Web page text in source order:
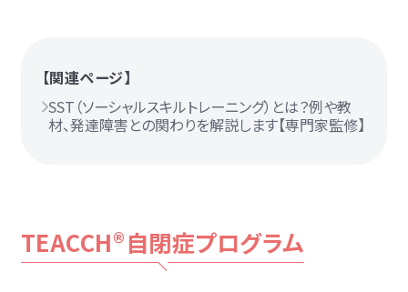
【関連ページ】
SST（ソーシャルスキルトレーニング）とは？例や教
材、発達障害との関わりを解説します【専門家監修】
TEACCH®自閉症プログラム